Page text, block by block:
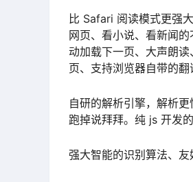
比 Safari 阅读模式更强
网页、看小说、看新闻
动加载下一页、大声朗
页、支持浏览器自带的翻
自研的解析引擎，解析
跑掉说拜拜。纯 js 开发
强大智能的识别算法、